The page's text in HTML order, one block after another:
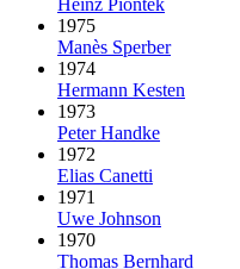
Heinz Piontek
1975
Manès Sperber
1974
Hermann Kesten
1973
Peter Handke
1972
Elias Canetti
1971
Uwe Johnson
1970
Thomas Bernhard